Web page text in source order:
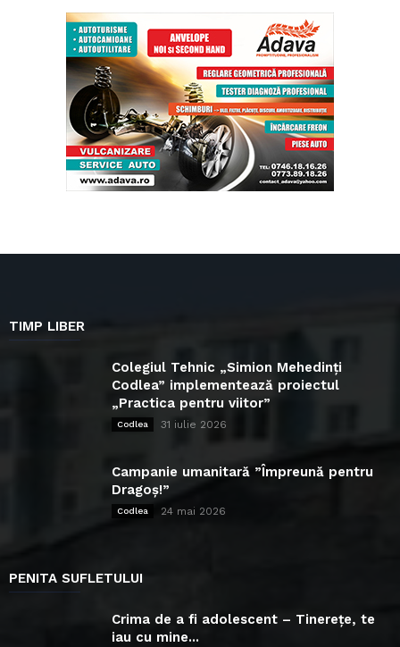
TIMP LIBER
Colegiul Tehnic „Simion Mehedinți
Codlea” implementează proiectul
„Practica pentru viitor”
Codlea 31 iulie 2026
Campanie umanitară ”Împreună pentru
Dragoș!”
Codlea 24 mai 2026
PENITA SUFLETULUI
Crima de a fi adolescent – Tinerețe, te
iau cu mine...